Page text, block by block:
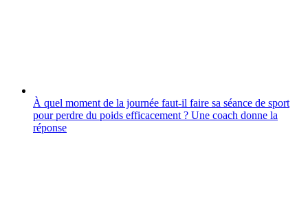
À quel moment de la journée faut-il faire sa séance de sport
pour perdre du poids efficacement ? Une coach donne la
réponse